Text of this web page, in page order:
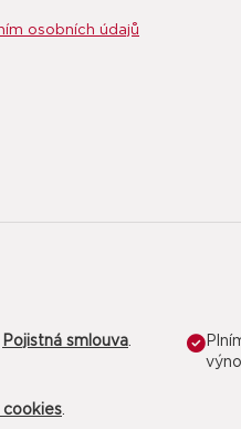
osobních údajů
Pojistná smlouva.
cookies.